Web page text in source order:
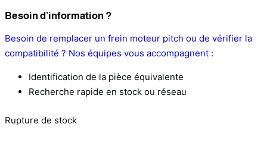
Besoin d’information ?
Besoin de remplacer un frein moteur pitch ou de vérifier la
compatibilité ? Nos équipes vous accompagnent :
Identification de la pièce équivalente
Recherche rapide en stock ou réseau
Rupture de stock